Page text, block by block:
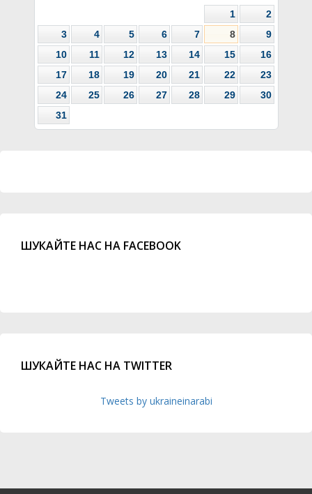
1
2
3
4 5 6 7 8
9
10
11 12 13 14 15
16
17
18 19 20 21 22
23
24
25 26 27 28 29
30
31
ШУКАЙТЕ НАС НА FACEBOOK
ШУКАЙТЕ НАС НА TWITTER
Tweets by ukraineinarabi